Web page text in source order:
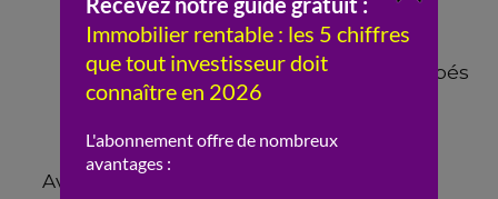
Précarité et chômage
Manque de prévention
Présence de squats et terrains occupés
Faible intervention policière
Gestion municipale contestée
Avant d’investir dans une ville aussi